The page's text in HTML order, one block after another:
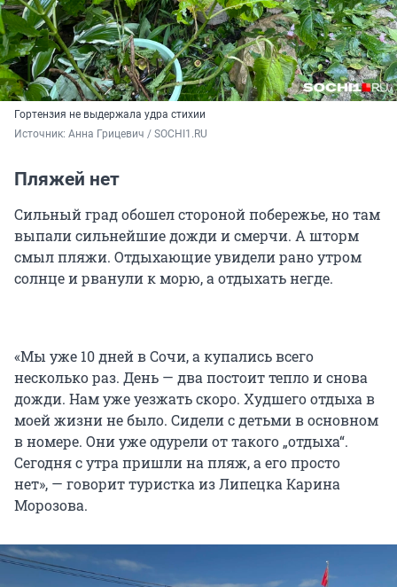
Гортензия не выдержала удра стихии
Источник: Анна Грицевич / SOCHI1.RU
Пляжей нет
Сильный град обошел стороной побережье, но там
выпали сильнейшие дожди и смерчи. А шторм
смыл пляжи. Отдыхающие увидели рано утром
солнце и рванули к морю, а отдыхать негде.
«Мы уже 10 дней в Сочи, а купались всего
несколько раз. День — два постоит тепло и снова
дожди. Нам уже уезжать скоро. Худшего отдыха в
моей жизни не было. Сидели с детьми в основном
в номере. Они уже одурели от такого „отдыха“.
Сегодня с утра пришли на пляж, а его просто
нет», — говорит туристка из Липецка Карина
Морозова.